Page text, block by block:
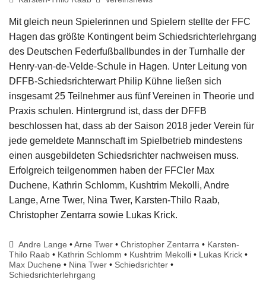
Mit gleich neun Spielerinnen und Spielern stellte der FFC
Hagen das größte Kontingent beim Schiedsrichterlehrgang
des Deutschen Federfußballbundes in der Turnhalle der
Henry-van-de-Velde-Schule in Hagen. Unter Leitung von
DFFB-Schiedsrichterwart Philip Kühne ließen sich
insgesamt 25 Teilnehmer aus fünf Vereinen in Theorie und
Praxis schulen. Hintergrund ist, dass der DFFB
beschlossen hat, dass ab der Saison 2018 jeder Verein für
jede gemeldete Mannschaft im Spielbetrieb mindestens
einen ausgebildeten Schiedsrichter nachweisen muss.
Erfolgreich teilgenommen haben der FFCler Max
Duchene, Kathrin Schlomm, Kushtrim Mekolli, Andre
Lange, Arne Twer, Nina Twer, Karsten-Thilo Raab,
Christopher Zentarra sowie Lukas Krick.
Andre Lange •Arne Twer •Christopher Zentarra • Karsten-
Thilo Raab • Kathrin Schlomm • Kushtrim Mekolli • Lukas Krick •
Max Duchene • Nina Twer • Schiedsrichter •
Schiedsrichterlehrgang